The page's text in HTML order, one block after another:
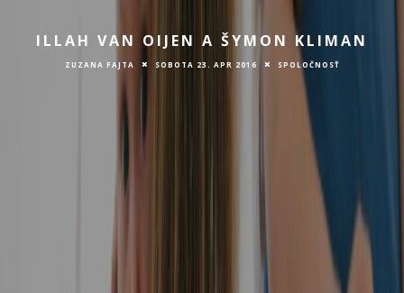
ILLAH VAN OIJEN A ŠYMON KLIMAN
ZUZANA FAJTA SOBOTA 23. APR 2016 SPOLOČNOSŤ